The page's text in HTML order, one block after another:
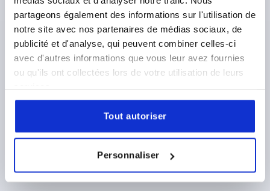
partageons également des informations sur l'utilisation de
notre site avec nos partenaires de médias sociaux, de
publicité et d'analyse, qui peuvent combiner celles-ci
avec d'autres informations que vous leur avez fournies
ou qu'ils ont collectées lors de votre utilisation de leurs
Tout autoriser
Personnaliser
PRODUCT DETAILS
CAD